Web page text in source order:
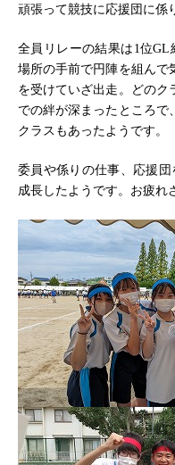
頑張って競技に応援団に係
全員リレーの結果は1位GL
場所の手前で円陣を組んで
を受けていざ出走。どのク
での絆が深まったところで
クラスもあったようです。
委員や係りの仕事、応援
成長したようです。お疲れ